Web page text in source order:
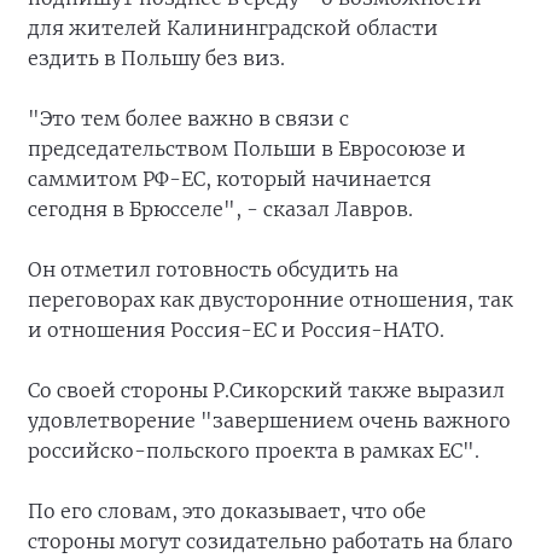
для жителей Калининградской области
ездить в Польшу без виз.
"Это тем более важно в связи с
председательством Польши в Евросоюзе и
саммитом РФ-ЕС, который начинается
сегодня в Брюсселе", - сказал Лавров.
Он отметил готовность обсудить на
переговорах как двусторонние отношения, так
и отношения Россия-ЕС и Россия-НАТО.
Со своей стороны Р.Сикорский также выразил
удовлетворение "завершением очень важного
российско-польского проекта в рамках ЕС".
По его словам, это доказывает, что обе
стороны могут созидательно работать на благо